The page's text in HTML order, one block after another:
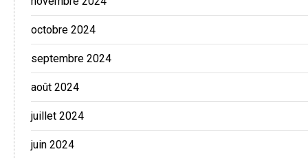
octobre 2024
septembre 2024
août 2024
juillet 2024
juin 2024